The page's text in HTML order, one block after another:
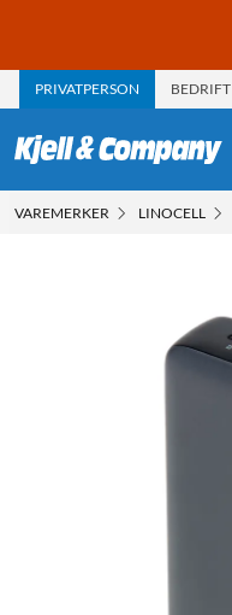
PRIVATPERSON BEDRIFT
VAREMERKER LINOCELL